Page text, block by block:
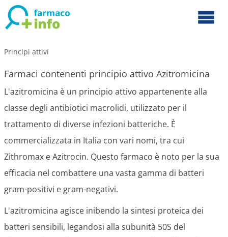
Principi attivi
Farmaci contenenti principio attivo Azitromicina
L'azitromicina è un principio attivo appartenente alla
classe degli antibiotici macrolidi, utilizzato per il
trattamento di diverse infezioni batteriche. È
commercializzata in Italia con vari nomi, tra cui
Zithromax e Azitrocin. Questo farmaco è noto per la sua
efficacia nel combattere una vasta gamma di batteri
gram-positivi e gram-negativi.
L'azitromicina agisce inibendo la sintesi proteica dei
batteri sensibili, legandosi alla subunità 50S del